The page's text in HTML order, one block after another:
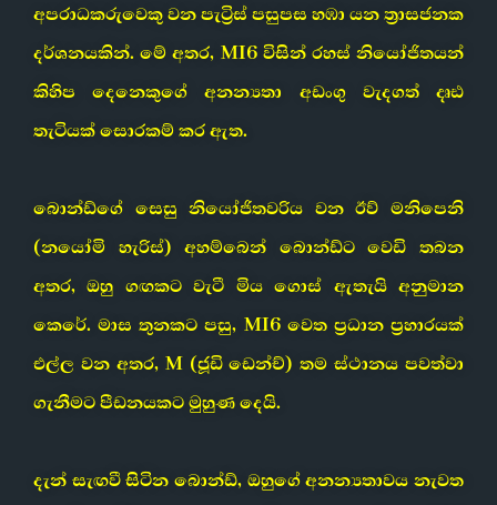
අපරාධකරුවෙකු වන පැට්‍රිස් පසුපස හඹා යන ත්‍රාසජනක
දර්ශනයකින්. මේ අතර, MI6 විසින් රහස් නියෝජිතයන්
කිහිප දෙනෙකුගේ අනන්‍යතා අඩංගු වැදගත් දෘඪ
තැටියක් සොරකම් කර ඇත.
බොන්ඩ්ගේ සෙසු නියෝජිතවරිය වන ඊව් මනිපෙනි
(නයෝමි හැරිස්) අහම්බෙන් බොන්ඩ්ට වෙඩි තබන
අතර, ඔහු ගඟකට වැටී මිය ගොස් ඇතැයි අනුමාන
කෙරේ. මාස තුනකට පසු, MI6 වෙත ප්‍රධාන ප්‍රහාරයක්
එල්ල වන අතර, M (ජූඩි ඩෙන්ච්) තම ස්ථානය පවත්වා
ගැනීමට පීඩනයකට මුහුණ දෙයි.
දැන් සැඟවී සිටින බොන්ඩ්, ඔහුගේ අනන්‍යතාවය නැවත